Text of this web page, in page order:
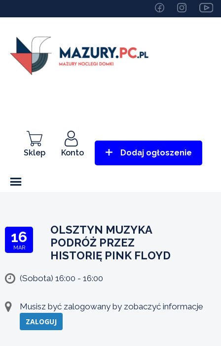
Sklep Konto Dodaj ogłoszenie
16
MAR
OLSZTYN MUZYKA
PODRÓŻ PRZEZ
HISTORIĘ PINK FLOYD
(Sobota) 16:00 - 16:00
Musisz być zalogowany by zobaczyć informacje
ZALOGUJ